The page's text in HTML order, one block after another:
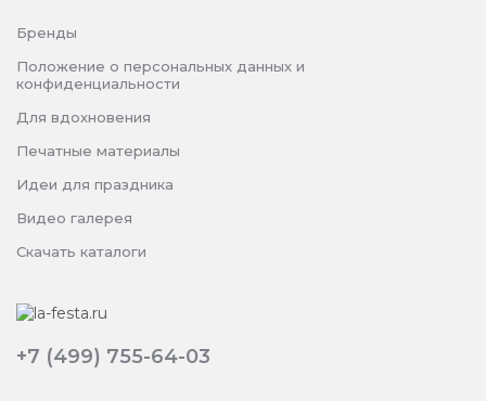
+7 (499) 755-64-03
Бренды
Положение о персональных данных и
конфиденциальности
Для вдохновения
Печатные материалы
Идеи для праздника
Видео галерея
Скачать каталоги